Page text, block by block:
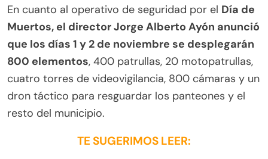
En cuanto al operativo de seguridad por el Día de
Muertos, el director Jorge Alberto Ayón anunció
que los días 1 y 2 de noviembre se desplegarán
800 elementos, 400 patrullas, 20 motopatrullas,
cuatro torres de videovigilancia, 800 cámaras y un
dron táctico para resguardar los panteones y el
resto del municipio.
TE SUGERIMOS LEER: